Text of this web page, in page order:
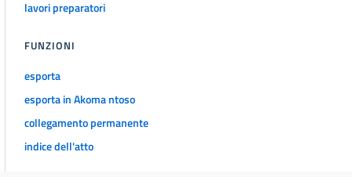
lavori preparatori
FUNZIONI
esporta
esporta in Akoma ntoso
collegamento permanente
indice dell'atto